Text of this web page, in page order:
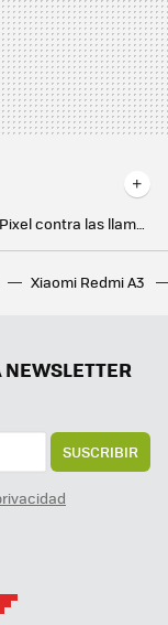
Una antigua teleoperadora ha desvelado el truco definitivo para que paren las llamadas de spam
videojuegos
Xiaomi Redmi A3
SUSCRIBIR